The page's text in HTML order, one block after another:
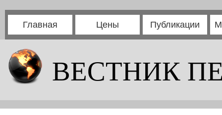
Главная Цены Публикации
ВЕСТНИК